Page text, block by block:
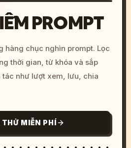
PROMPT
hàng chục nghìn prompt. Lọc
thời gian, từ khóa và sắp
tác như lượt xem, lưu, chia
THỬ MIỄN PHÍ